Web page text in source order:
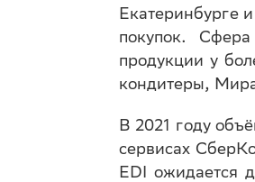
Екатеринбурге
покупок.
продукции у
кондитеры,
В 2021 году
сервисах
EDI ожидается